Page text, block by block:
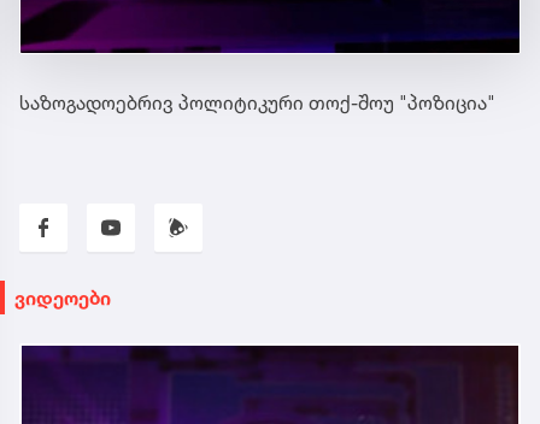
საზოგადოებრივ პოლიტიკური თოქ-შოუ "პოზიცია"
ვიდეოები